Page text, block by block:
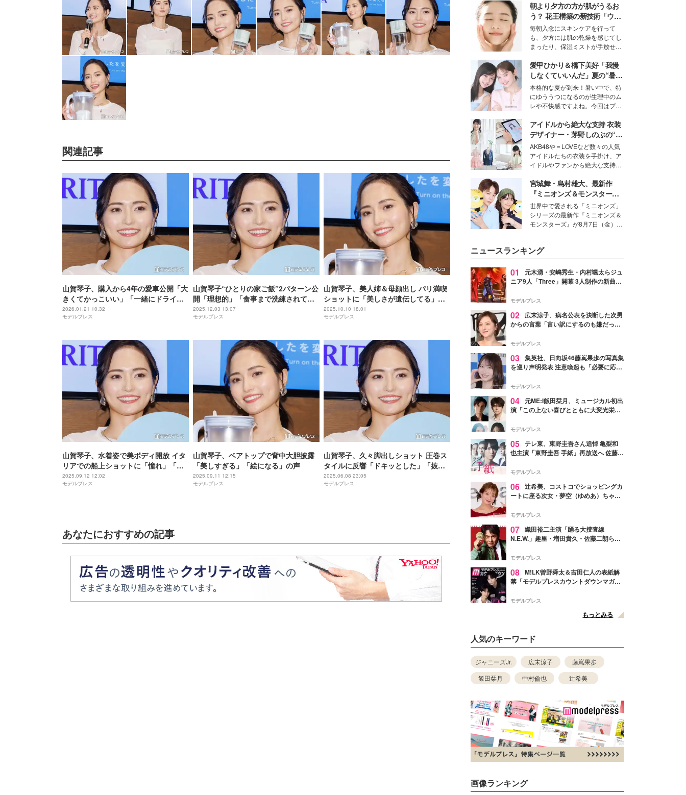
関連記事
山賀琴子、購入から4年の愛車公開「大
きくてかっこいい」「一緒にドライブ
したい」と反響
2026.01.21 10:32
モデルプレス
山賀琴子“ひとりの家ご飯”2パターン公
開「理想的」「食事まで洗練されて
る」と反響
2025.12.03 13:07
モデルプレス
山賀琴子、美人姉＆母顔出し パリ満喫
ショットに「美しさが遺伝してる」
「そっくりすぎてびっくり」と反響
2025.10.10 18:01
モデルプレス
山賀琴子、水着姿で美ボディ開放 イタ
リアでの船上ショットに「憧れ」「す
べてが美しい」の声
2025.09.12 12:02
モデルプレス
山賀琴子、ベアトップで背中大胆披露
「美しすぎる」「絵になる」の声
2025.09.11 12:15
モデルプレス
山賀琴子、久々脚出しショット 圧巻ス
タイルに反響「ドキッとした」「抜群
のプロポーション」
2025.06.08 23:05
モデルプレス
あなたにおすすめの記事
ションの完成度を高めるベースと
して、“髪そのものの美しさ”に改
めて注目する人が増えている様
子。今回は、そんな憧れの艶やか
な髪を日常で叶える、美容好きの
女性たちのヘアケア事情を紹介し
ます。
朝より夕方の方が肌がうるお
う？ 花王構築の新技術「ウォ
ーターキャプチャリングスキ
ン（捕水肌）」がスキンケア
の常識を変える予感
毎朝入念にスキンケアを行って
も、夕方には肌の乾燥を感じてし
まったり、保湿ミストが手放せな
な美容の常識を大きく変える可能
性を秘めた、革新的な「Water
Capturing Skin（ウォーターキャ
プチャリングスキン：捕水肌）」
技術を、花王が構築した。
愛甲ひかり＆橋下美好「我慢
しなくていいんだ」夏の“暑さ
対策”の新しい選択肢とは？
本格的な夏が到来！暑い中で、特
にゆううつになるのが生理中のム
レや不快感ですよね。今回はプラ
モデル・愛甲ひかりさんと橋下美
好さんを迎えて本音で女子会トー
ク。猛暑のお出かけを快適に過ご
すヒントや、2人が感動した夏の
生理の新常識にも迫りました。
アイドルから絶大な支持 衣装
デザイナー・茅野しのぶの“可
愛い”を作る美学＜「シチズン
クロスシー」インタビュー＞
AKB48や＝LOVEなど数々の人気
アイドルたちの衣装を手掛け、ア
イドルやファンから絶大な支持を
取締役兼クリエイティブディレク
ター・茅野しのぶ。一人ひとりの
個性に寄り添い、魅力を引き出す
衣装作りは、多くの女性たちに勇
気と自信を与え続けている。
宮城舞・島村雄大、最新作
『ミニオンズ＆モンスター
ズ』の魅力熱弁 ハチャメチャ
だけじゃない“友情と絆”に感
動
世界中で愛される「ミニオンズ」
シリーズの最新作『ミニオンズ＆
モンスターズ』が8月7日（金）に
デルの宮城舞と島村雄大の特別対
談をお届け！それぞれの視点か
ら、今作ならではの魅力や予想外
の感動をもたらす奥深いストーリ
た。
ニュースランキング
01
元木湧・安嶋秀生・内村颯太らジュ
ニア9人「Three」開幕 3人制作の新曲＆
進んで夢を掴みたい」【ゲネプロレポ】
モデルプレス
02
広末涼子、病名公表を決断した次男
からの言葉「言い訳にするのも嫌だっ
モデルプレス
03 集英社、日向坂46藤嶌果歩の写真集
を巡り声明発表 注意喚起も「必要に応じ
モデルプレス
04 元ME:I飯田栞月、ミュージカル初出
演「この上ない喜びとともに大変光栄」
ャスト発表
モデルプレス
05 テレ東、東野圭吾さん追悼 亀梨和
也主演「東野圭吾 手紙」再放送へ 佐藤隆
モデルプレス
06 辻希美、コストコでショッピングカ
ートに座る次女・夢空（ゆめあ）ちゃん
ぎ」「成長を感じる」の声
モデルプレス
07 織田裕二主演「踊る大捜査線
N.E.W.」趣里・増田貴久・佐藤二朗ら新
徴する“謎のキーワード”も
モデルプレス
08 M!LK曽野舜太＆吉田仁人の表紙解
禁「モデルプレスカウントダウンマガジ
モデルプレス
もっとみる
人気のキーワード
ジャニーズJr. 広末涼子
藤嶌果歩
飯田栞月
中村倫也 辻希美
画像ランキング